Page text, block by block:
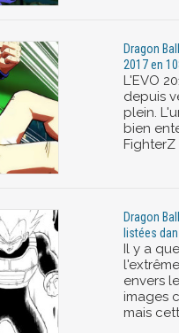
Dragon
2017 en
L'EVO
depuis
plein.
bien
Dragon
listées
Il y a
envers
images
mais